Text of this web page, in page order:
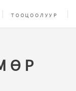
ТООЦООЛУУР